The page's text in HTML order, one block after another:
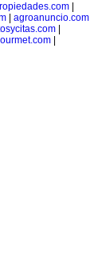
|
| agroanuncio.com|